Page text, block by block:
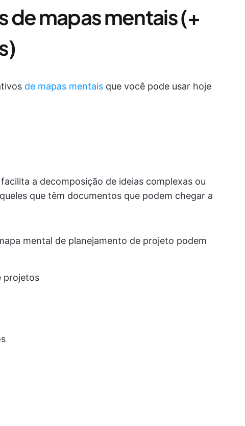
de mapas mentais (+
de mapas mentais que você pode usar hoje
a decomposição de ideias complexas ou
que têm documentos que podem chegar a
mental de planejamento de projeto podem
projetos